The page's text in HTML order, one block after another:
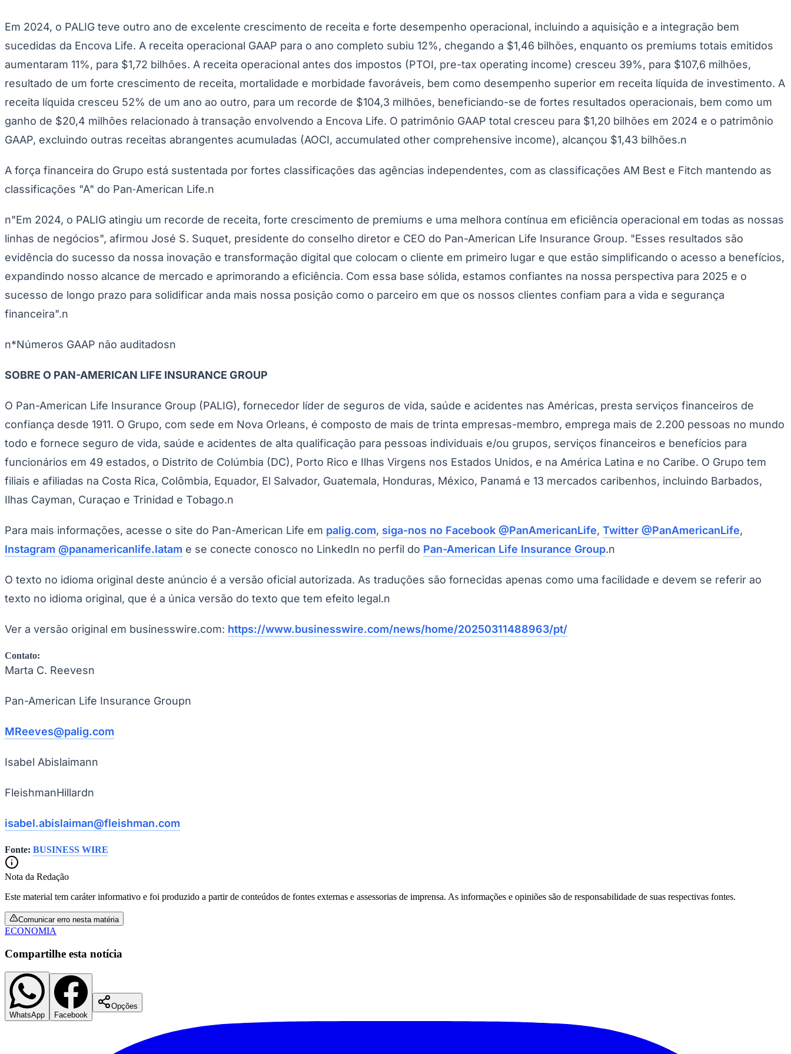
Negócios Regionais
Segurança Regional
Hospitais Estaduais
Parques & Represas
Cidades da Região
Santana de ParnaíbaOsascoCarapicuíbaJandiraItapevi CotiaPirapora do Bom JesusAraçariguamaCajamar CaieirasFranco da RochaFrancisco MoratoTaboão da SerraEmbu das ArtesSão Roque
Para Sua Empresa
Anuncie Regional
Guia de Empresas
Hub de Negócios
Selo Verificado
Agenda de Vestibulares
Vagas de Emprego
Concursos
Panorama Econômico
Panorama Econômico
Para Sua Empresa
Anuncie no Portal
Publicidade Legal
NFL
Tênis (ATP)
MLB
NHL
Atletismo
Vôlei
NBB
Competições de Futebol
Brasileirão Série A
Copa do Brasil
Libertadores
Sul-Americana
Champions League
Premier League
La Liga
Em 2024, o PALIG teve outro ano de excelente crescimento de receita e forte desempenho operacional, incluindo a aquisição e a integração bem
sucedidas da Encova Life. A receita operacional GAAP para o ano completo subiu 12%, chegando a $1,46 bilhões, enquanto os premiums totais emitidos
aumentaram 11%, para $1,72 bilhões. A receita operacional antes dos impostos (PTOI, pre-tax operating income) cresceu 39%, para $107,6 milhões,
resultado de um forte crescimento de receita, mortalidade e morbidade favoráveis, bem como desempenho superior em receita líquida de investimento. A
receita líquida cresceu 52% de um ano ao outro, para um recorde de $104,3 milhões, beneficiando-se de fortes resultados operacionais, bem como um
ganho de $20,4 milhões relacionado à transação envolvendo a Encova Life. O patrimônio GAAP total cresceu para $1,20 bilhões em 2024 e o patrimônio
GAAP, excluindo outras receitas abrangentes acumuladas (AOCI, accumulated other comprehensive income), alcançou $1,43 bilhões.n
A força financeira do Grupo está sustentada por fortes classificações das agências independentes, com as classificações AM Best e Fitch mantendo as
classificações "A" do Pan‑American Life.n
n"Em 2024, o PALIG atingiu um recorde de receita, forte crescimento de premiums e uma melhora contínua em eficiência operacional em todas as nossas
linhas de negócios", afirmou José S. Suquet, presidente do conselho diretor e CEO do Pan-American Life Insurance Group. "Esses resultados são
evidência do sucesso da nossa inovação e transformação digital que colocam o cliente em primeiro lugar e que estão simplificando o acesso a benefícios,
expandindo nosso alcance de mercado e aprimorando a eficiência. Com essa base sólida, estamos confiantes na nossa perspectiva para 2025 e o
sucesso de longo prazo para solidificar anda mais nossa posição como o parceiro em que os nossos clientes confiam para a vida e segurança
financeira".n
n*Números GAAP não auditadosn
SOBRE O PAN-AMERICAN LIFE INSURANCE GROUP
O Pan-American Life Insurance Group (PALIG), fornecedor líder de seguros de vida, saúde e acidentes nas Américas, presta serviços financeiros de
confiança desde 1911. O Grupo, com sede em Nova Orleans, é composto de mais de trinta empresas-membro, emprega mais de 2.200 pessoas no mundo
todo e fornece seguro de vida, saúde e acidentes de alta qualificação para pessoas individuais e/ou grupos, serviços financeiros e benefícios para
funcionários em 49 estados, o Distrito de Colúmbia (DC), Porto Rico e Ilhas Virgens nos Estados Unidos, e na América Latina e no Caribe. O Grupo tem
filiais e afiliadas na Costa Rica, Colômbia, Equador, El Salvador, Guatemala, Honduras, México, Panamá e 13 mercados caribenhos, incluindo Barbados,
Ilhas Cayman, Curaçao e Trinidad e Tobago.n
Para mais informações, acesse o site do Pan-American Life em palig.com, siga-nos no Facebook @PanAmericanLife, Twitter @PanAmericanLife,
Instagram @panamericanlife.latam e se conecte conosco no LinkedIn no perfil do Pan-American Life Insurance Group.n
O texto no idioma original deste anúncio é a versão oficial autorizada. As traduções são fornecidas apenas como uma facilidade e devem se referir ao
texto no idioma original, que é a única versão do texto que tem efeito legal.n
Ver a versão original em businesswire.com: https://www.businesswire.com/news/home/20250311488963/pt/
Contato:
Marta C. Reevesn
Pan-American Life Insurance Groupn
MReeves@palig.com
Isabel Abislaimann
FleishmanHillardn
isabel.abislaiman@fleishman.com
Fonte: BUSINESS WIRE
Nota da Redação
Este material tem caráter informativo e foi produzido a partir de conteúdos de fontes externas e assessorias de imprensa. As informações e opiniões são de responsabilidade de suas respectivas fontes.
Comunicar erro nesta matéria
ECONOMIA
Compartilhe esta notícia
WhatsApp Facebook
Opções